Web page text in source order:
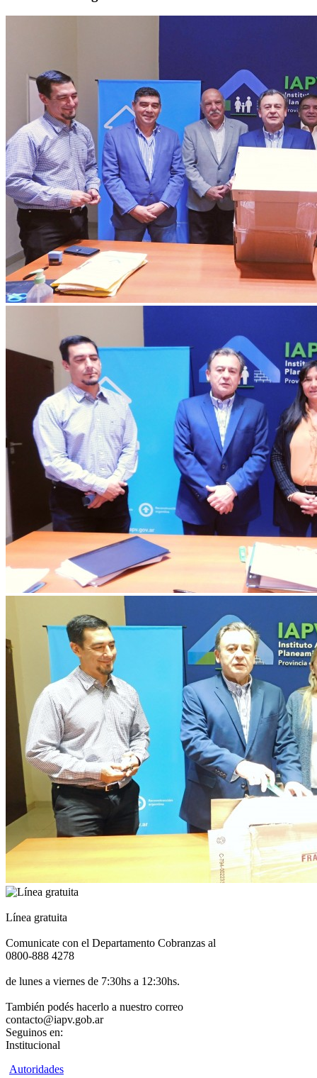
Línea gratuita
Comunicate con el Departamento Cobranzas al
0800-888 4278
de lunes a viernes de 7:30hs a 12:30hs.
También podés hacerlo a nuestro correo
contacto@iapv.gob.ar
Seguinos en:
Institucional
Autoridades